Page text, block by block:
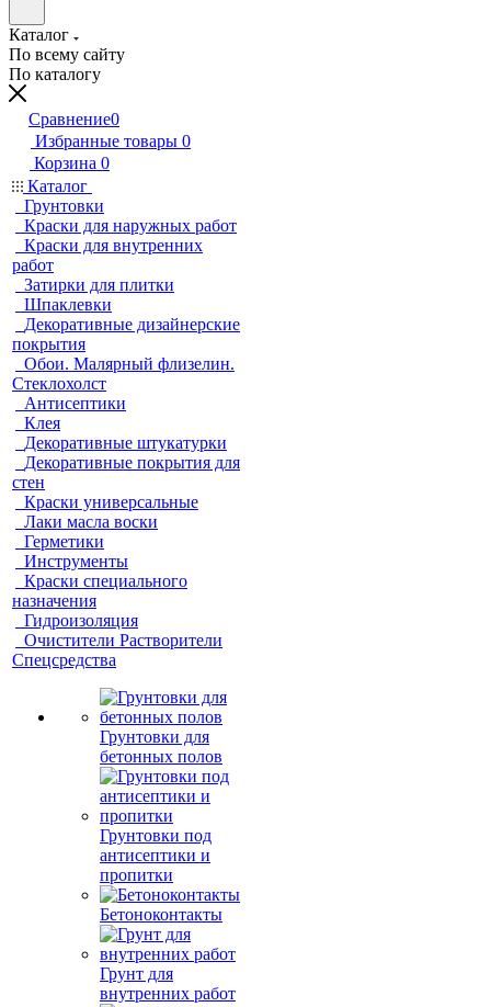
Каталог
По всему сайту
По каталогу
Сравнение0
Избранные товары 0
Корзина 0
Каталог
Грунтовки
Краски для наружных работ
Краски для внутренних
работ
Затирки для плитки
Шпаклевки
Декоративные дизайнерские
покрытия
Обои. Малярный флизелин.
Стеклохолст
Антисептики
Клея
Декоративные штукатурки
Декоративные покрытия для
стен
Краски универсальные
Лаки масла воски
Герметики
Инструменты
Краски специального
назначения
Гидроизоляция
Очистители Растворители
Спецсредства
Грунтовки для
бетонных полов
Грунтовки под
антисептики и
пропитки
Бетоноконтакты
Грунт для
внутренних работ